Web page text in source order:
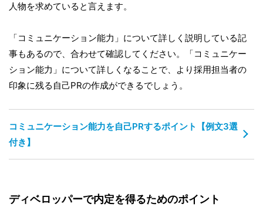
人物を求めていると言えます。
「コミュニケーション能力」について詳しく説明している記
事もあるので、合わせて確認してください。「コミュニケー
ション能力」について詳しくなることで、より採用担当者の
印象に残る自己PRの作成ができるでしょう。
コミュニケーション能力を自己PRするポイント【例文3選
付き】
ディベロッパーで内定を得るためのポイント